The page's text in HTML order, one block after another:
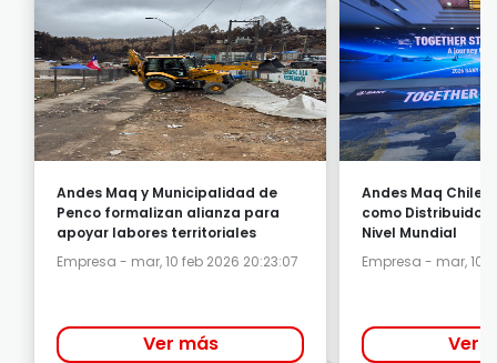
Andes Maq y Municipalidad de
Penco formalizan alianza para
apoyar labores territoriales
Empresa - mar, 10 feb 2026 20:23:07
Ver más
Andes Maq Chile
como Distribuidor
Nivel Mundial
Empresa - mar, 10
Ver